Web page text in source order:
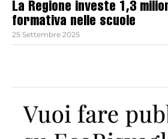
La Regione investe 1,3
formativa nelle scuole
25 Settembre 2025